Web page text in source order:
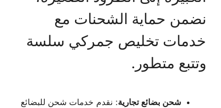
نضمن حماية الشحنات مع
خدمات تخليص جمركي سلسة
وتتبع متطور.
شحن بضائع تجارية: نقدم خدمات شحن للبضائع